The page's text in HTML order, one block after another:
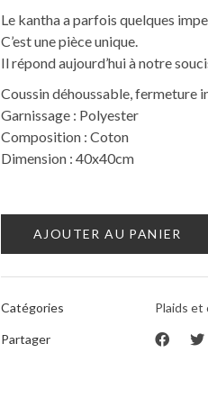
Le kantha a parfois quelques
C’est une pièce unique.
Il répond aujourd’hui à notre
Coussin déhoussable, fermeture
Garnissage : Polyester
Composition : Coton
Dimension : 40x40cm
AJOUTER AU PANIER
Catégories Plaids et
Partager